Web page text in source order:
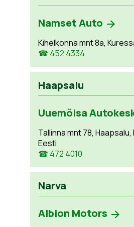
Namset Auto
Kihelkonna mnt 8a,
☎ 452 4334
Haapsalu
Uuemõisa
Tallinna mnt 78, Haapsalu,
Eesti
☎ 472 4010
Narva
Albion Motors